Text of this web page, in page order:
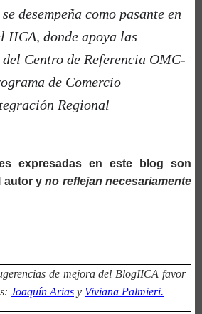
desempeña como pasante en
IICA, donde apoya las
Centro de Referencia OMC-
de Comercio
Regional
expresadas en este blog son
autor yno reflejan necesariamente
de mejora del BlogIICA favor
Joaquín Arias y Viviana Palmieri.